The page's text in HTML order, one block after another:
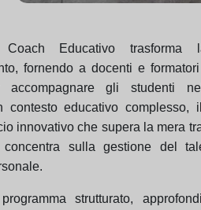
Educativo trasforma
fornendo a docenti e
accompagnare gli studenti
contesto educativo complesso,
innovativo che supera la mera
sulla gestione del
strutturato,